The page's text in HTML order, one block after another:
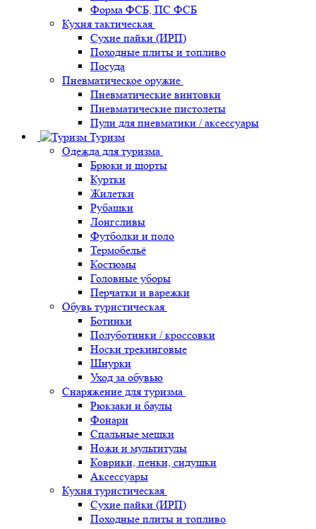
Форма ФСБ, ПС ФСБ
Кухня тактическая
Сухие пайки (ИРП)
Походные плиты и топливо
Посуда
Пневматическое оружие
Пневматические винтовки
Пневматические пистолеты
Пули для пневматики / аксессуары
Туризм
Одежда для туризма
Брюки и шорты
Куртки
Жилетки
Рубашки
Лонгсливы
Футболки и поло
Термобельё
Костюмы
Головные уборы
Перчатки и варежки
Обувь туристическая
Ботинки
Полуботинки / кроссовки
Носки трекинговые
Шнурки
Уход за обувью
Снаряжение для туризма
Рюкзаки и баулы
Фонари
Спальные мешки
Ножи и мультитулы
Коврики, пенки, сидушки
Аксессуары
Кухня туристическая
Сухие пайки (ИРП)
Походные плиты и топливо